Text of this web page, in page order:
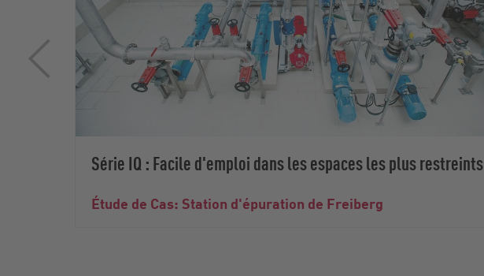
Série IQ : Facile d'emploi dans les espaces les plus restreints
Étude de Cas: Station d'épuration de Freiberg